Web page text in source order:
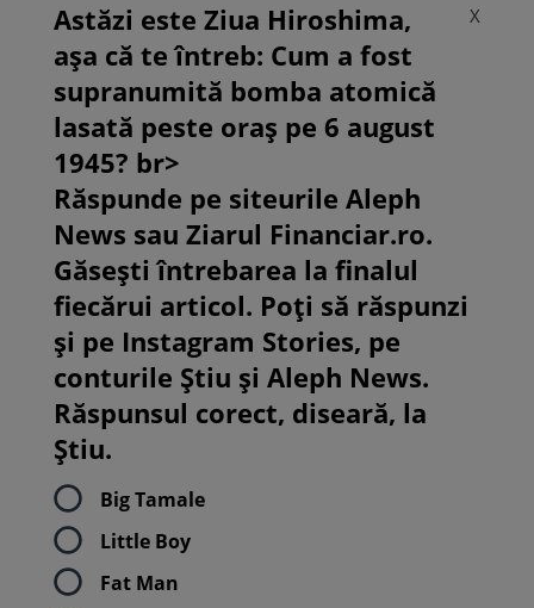
X
Astăzi este Ziua Hiroshima,
așa că te întreb: Cum a fost
supranumită bomba atomică
lasată peste oraș pe 6 august
1945? br>
Răspunde pe siteurile Aleph
News sau Ziarul Financiar.ro.
Găsești întrebarea la finalul
fiecărui articol. Poți să răspunzi
și pe Instagram Stories, pe
conturile Știu și Aleph News.
Răspunsul corect, diseară, la
Știu.
Big Tamale
Little Boy
Fat Man